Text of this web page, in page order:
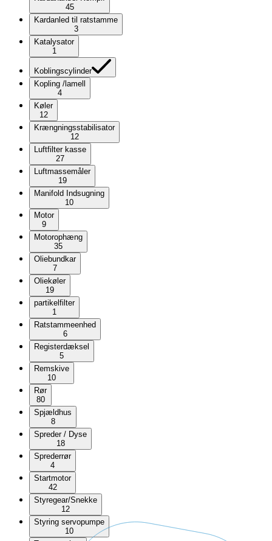
45
Kardanled til ratstamme
3
Katalysator
1
Koblingscylinder
Kopling /lamell
4
Køler
12
Krængningsstabilisator
12
Luftfilter kasse
27
Luftmassemåler
19
Manifold Indsugning
10
Motor
9
Motorophæng
35
Oliebundkar
7
Oliekøler
19
partikelfilter
1
Ratstammeenhed
6
Registerdæksel
5
Remskive
10
Rør
80
Spjældhus
8
Spreder / Dyse
18
Sprederrør
4
Startmotor
42
Styregear/Snekke
12
Styring servopumpe
10